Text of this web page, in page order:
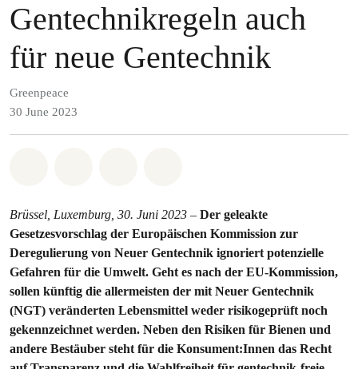
Gentechnikregeln auch
für neue Gentechnik
Greenpeace
30 June 2023
Brüssel, Luxemburg, 30. Juni 2023 – Der geleakte
Gesetzesvorschlag der Europäischen Kommission zur
Deregulierung von Neuer Gentechnik ignoriert potenzielle
Gefahren für die Umwelt. Geht es nach der EU-Kommission,
sollen künftig die allermeisten der mit Neuer Gentechnik
(NGT) veränderten Lebensmittel weder risikogeprüft noch
gekennzeichnet werden. Neben den Risiken für Bienen und
andere Bestäuber steht für die Konsument:Innen das Recht